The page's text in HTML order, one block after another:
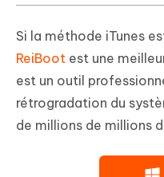
Si la méthode iTunes
ReiBoot est une
est un outil
rétrogradation du
de millions de millions